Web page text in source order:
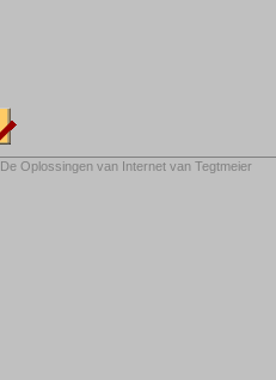
De Oplossingen van Internet van Tegtmeier